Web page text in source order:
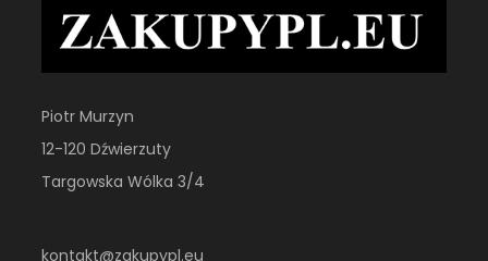
Piotr Murzyn
12-120 Dźwierzuty
Targowska Wólka 3/4
kontakt@zakupypl.eu